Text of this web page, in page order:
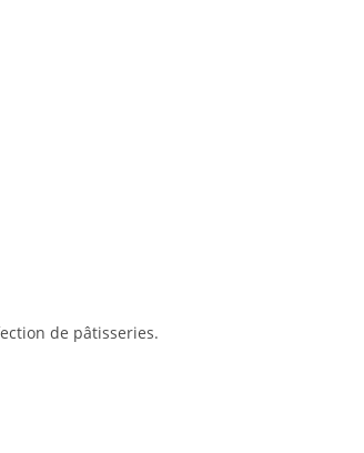
de pâtisseries.